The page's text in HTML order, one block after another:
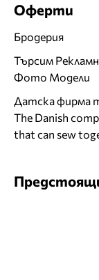
Оферти
Бродерия
Търсим
Фото Модели
Датска фирма
The Danish
that can sew